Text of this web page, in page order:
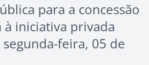
para a concessão
iniciativa privada
feira, 05 de